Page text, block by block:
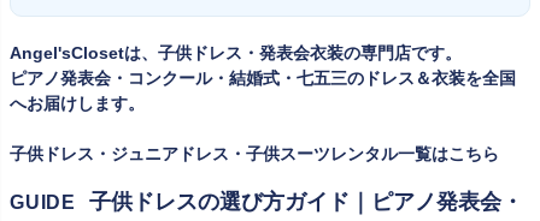
何よりお子様を輝かせます。レンタルなら、その時のジャストサイ
ズを遠慮なく選べるのが最大のメリット。胸囲・身丈の正しい測り
② 舞台で映える色・楽器に合うデザインを選ぶ
Angel'sClosetは、子供ドレス・発表会衣装の専門店です。
ピアノ発表会・コンクール・結婚式・七五三のドレス＆衣装を全国
へお届けします。
子供ドレス・ジュニアドレス・子供スーツレンタル一覧はこちら
GUIDE
子供ドレスの選び方ガイド｜ピアノ発表会・